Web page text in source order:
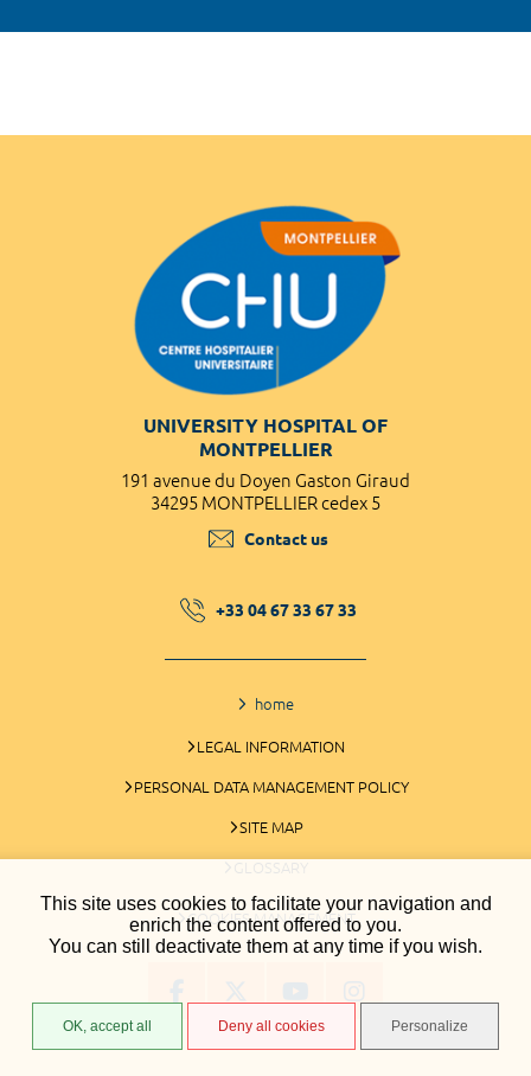
This site uses cookies to facilitate your navigation and
enrich the content offered to you.
You can still deactivate them at any time if you wish.
OK, accept all Deny all cookies Personalize
UNIVERSITY HOSPITAL OF
MONTPELLIER
191 avenue du Doyen Gaston Giraud
34295 MONTPELLIER cedex 5
Contact us
+33 04 67 33 67 33
home
LEGAL INFORMATION
PERSONAL DATA MANAGEMENT POLICY
SITE MAP
GLOSSARY
COOKIES MANAGEMENT